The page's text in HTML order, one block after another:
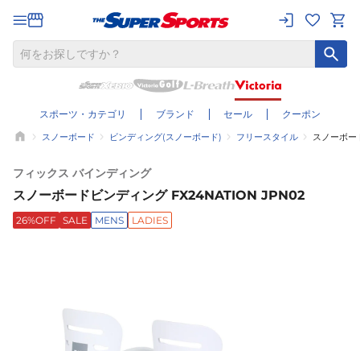
スポーツ・カテゴリ ブランド セール クーポン
スノーボード ビンディング(スノーボード) フリースタイル スノーボ
フィックス バインディング
スノーボードビンディング FX24NATION JPN02
26%OFF SALE MENS LADIES